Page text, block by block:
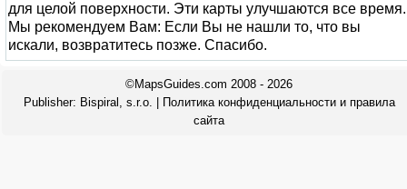
для целой поверхности. Эти карты улучшаются все время.
Мы рекомендуем Вам: Если Вы не нашли то, что вы
искали, возвратитесь позже. Спасибо.
©MapsGuides.com 2008 - 2026
Publisher: Bispiral, s.r.o.
Политика конфиденциальности и правила
сайта